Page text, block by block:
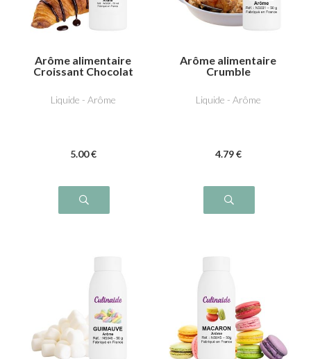
Arôme alimentaire
Croissant Chocolat
Liquide - Arôme
5.00 €
Arôme alimentaire
Crumble
Liquide - Arôme
4.79 €